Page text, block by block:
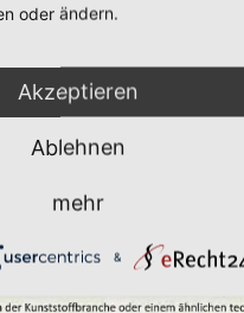
oder Steinen abgedeckt.
Länge
oder ändern.
Akzeptieren
Ablehnen
mehr
&